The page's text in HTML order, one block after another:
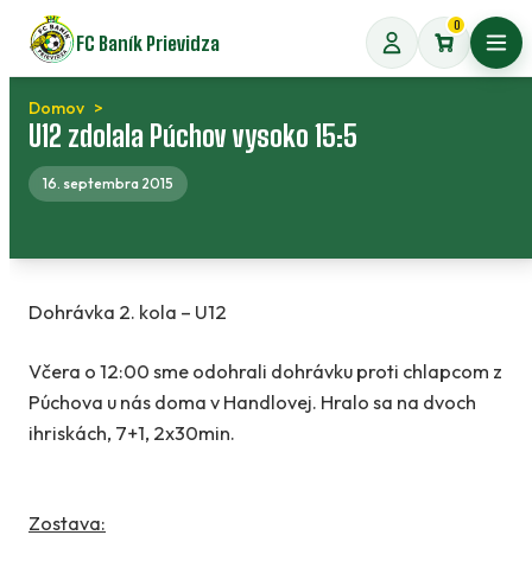
Preskočiť
na
obsah
FC Baník Prievidza
0
Domov
U12 zdolala Púchov vysoko 15:5
16. septembra 2015
Dohrávka 2. kola – U12
Včera o 12:00 sme odohrali dohrávku proti chlapcom z
Púchova u nás doma v Handlovej. Hralo sa na dvoch
ihriskách, 7+1, 2x30min.
Zostava: